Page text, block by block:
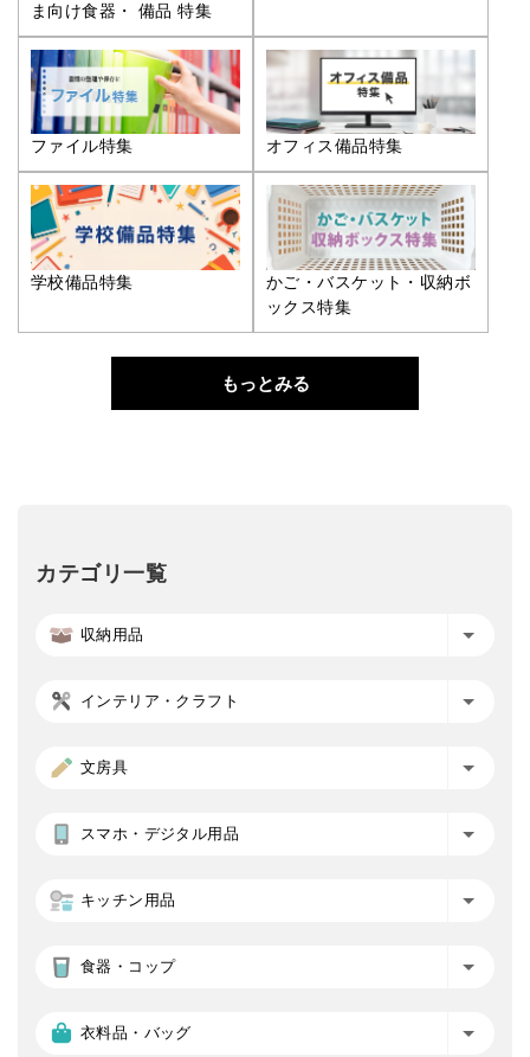
ま向け食器・ 備品 特集
ファイル特集 オフィス備品特集
学校備品特集
かご・バスケット・収納ボ
ックス特集
もっとみる
カテゴリ一覧
収納用品
インテリア・クラフト
文房具
スマホ・デジタル用品
キッチン用品
食器・コップ
衣料品・バッグ